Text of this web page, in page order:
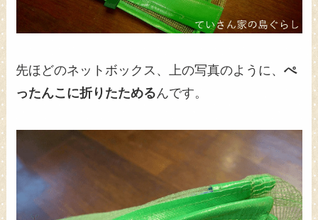
先ほどのネットボックス、上の写真のように、ぺ
ったんこに折りたためるんです。